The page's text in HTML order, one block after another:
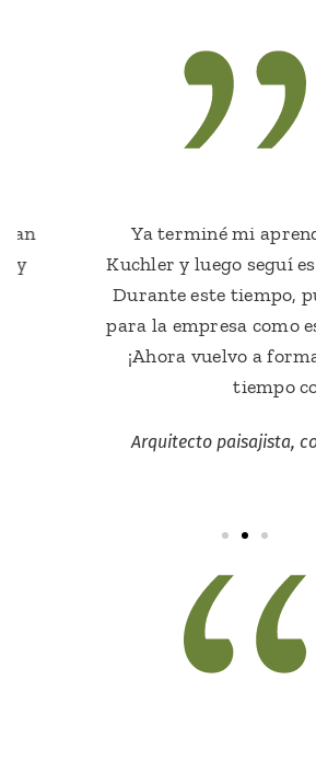
Ya terminé mi aprendizaje
Kuchler y luego seguí
Durante este tiempo, pude
para la empresa como
¡Ahora vuelvo a formar
tiempo
Arquitecto paisajista, con